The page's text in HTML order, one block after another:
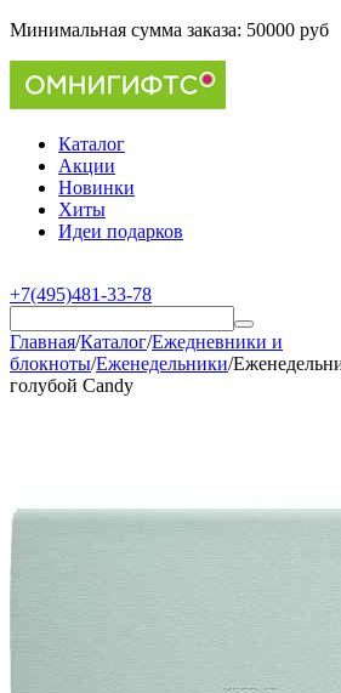
Минимальная сумма заказа: 50000 руб
Каталог
Акции
Новинки
Хиты
Идеи подарков
+7(495)481-33-78
Главная/Каталог/Ежедневники и
блокноты/Еженедельники/
голубой Candy